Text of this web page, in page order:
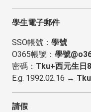
學生電子郵件
SSO帳號： 學號
O365帳號： 學號
密碼： Tku+西元生日
E.g. 1992.02.16 →
請假